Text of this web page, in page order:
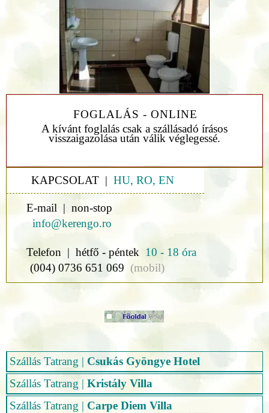
Szállás Tatrang | Csukás Gyöngye Hotel
Szállás Tatrang | Kristály Villa
Szállás Tatrang | Carpe Diem Villa
FOGLALÁS - ONLINE
A kívánt foglalás csak a szállásadó írásos
visszaigazolása után válik véglegessé.
KAPCSOLAT | HU, RO, EN
E-mail | non-stop
info@kerengo.ro
Telefon | hétfő - péntek 10 - 18 óra
(004) 0736 651 069 (mobil)